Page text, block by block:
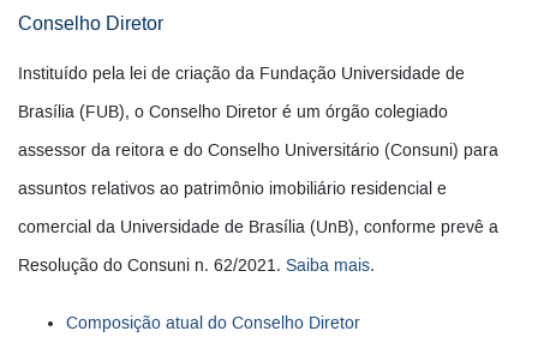
Conselho Diretor
Instituído pela lei de criação da Fundação Universidade de
Brasília (FUB), o Conselho Diretor é um órgão colegiado
assessor da reitora e do Conselho Universitário (Consuni) para
assuntos relativos ao patrimônio imobiliário residencial e
comercial da Universidade de Brasília (UnB), conforme prevê a
Resolução do Consuni n. 62/2021. Saiba mais.
Composição atual do Conselho Diretor